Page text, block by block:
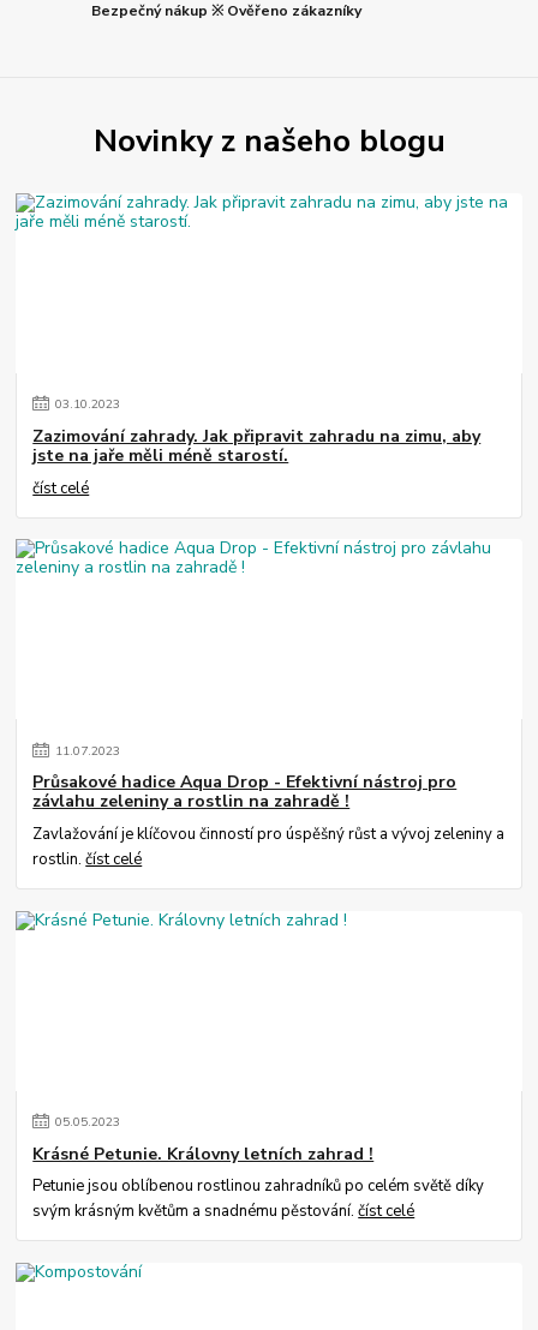
Bezpečný nákup ※ Ověřeno zákazníky
Novinky z našeho blogu
03.10.2023
Zazimování zahrady. Jak připravit zahradu na zimu, aby
jste na jaře měli méně starostí.
číst celé
11.07.2023
Průsakové hadice Aqua Drop - Efektivní nástroj pro
závlahu zeleniny a rostlin na zahradě !
Zavlažování je klíčovou činností pro úspěšný růst a vývoj zeleniny a
rostlin.číst celé
05.05.2023
Krásné Petunie. Královny letních zahrad !
Petunie jsou oblíbenou rostlinou zahradníků po celém světě díky
svým krásným květům a snadnému pěstování.číst celé